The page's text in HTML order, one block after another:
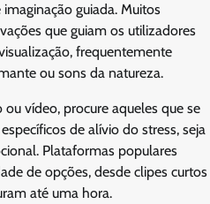
guiada. Muitos
que guiam os utilizadores
frequentemente
ou sons da natureza.
vídeo, procure aqueles que se
de alívio do stress, seja
Plataformas populares
de opções, desde clipes curtos
até uma hora.